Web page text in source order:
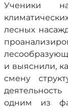
Ученики
лесных
и выяснили,
смену
одним из